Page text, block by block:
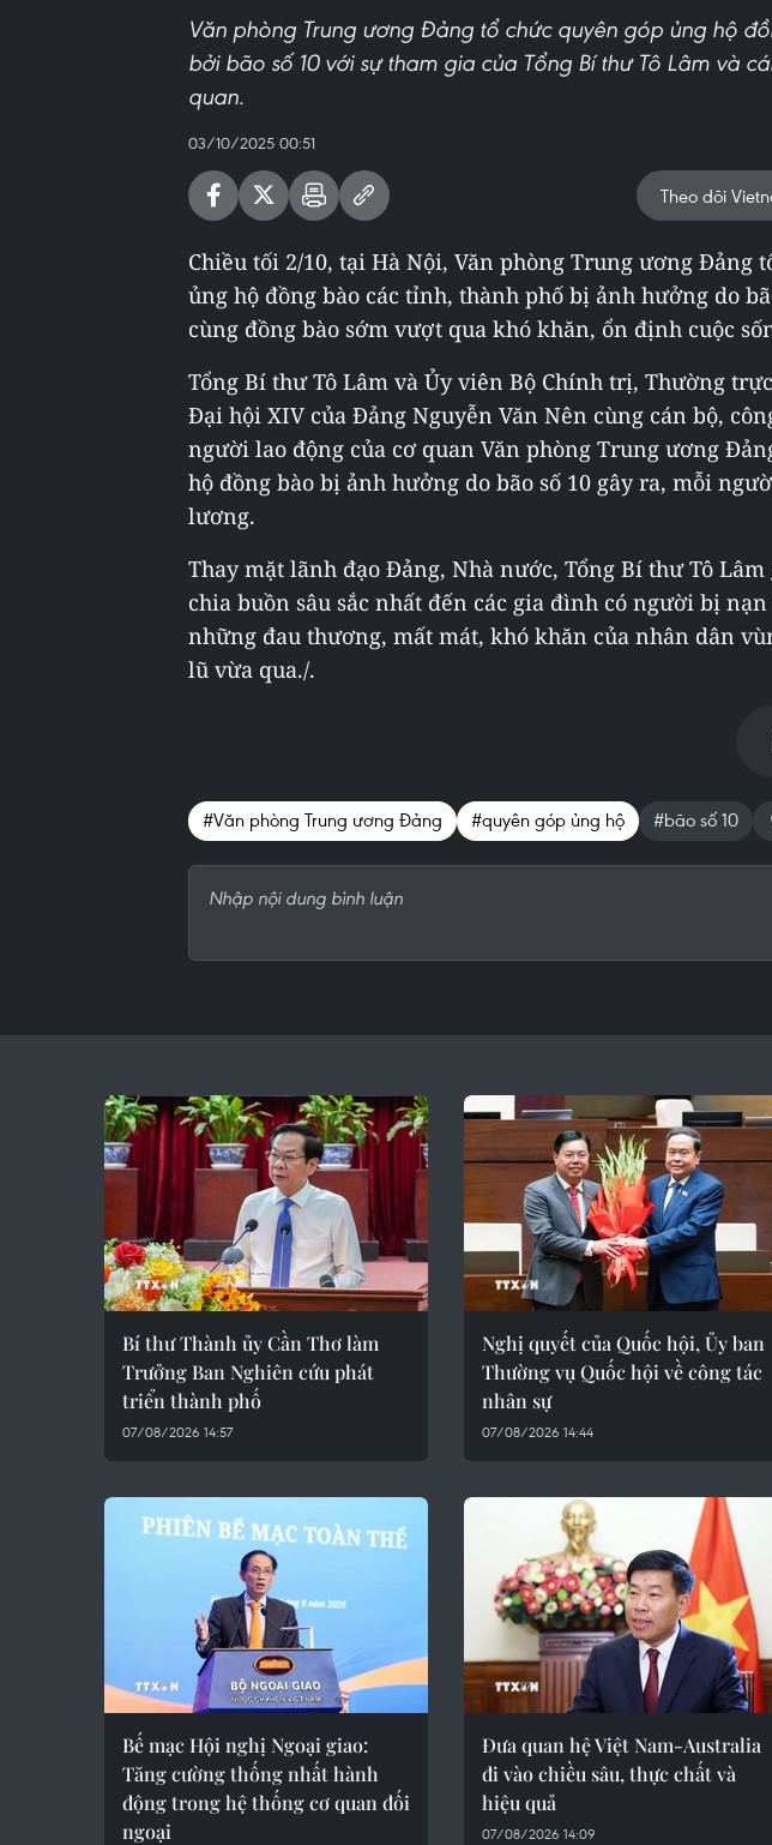
Văn phòng Trung ương Đảng tổ chức quyên góp ủng hộ
bởi bão số 10 với sự tham gia của Tổng Bí thư Tô Lâm và
quan.
03/10/2025 00:51
Theo dõi
Chiều tối 2/10, tại Hà Nội, Văn phòng Trung ương Đảng
ủng hộ đồng bào các tỉnh, thành phố bị ảnh hưởng do
cùng đồng bào sớm vượt qua khó khăn, ổn định cuộc
Tổng Bí thư Tô Lâm và Ủy viên Bộ Chính trị, Thường
Đại hội XIV của Đảng Nguyễn Văn Nên cùng cán bộ,
người lao động của cơ quan Văn phòng Trung ương
hộ đồng bào bị ảnh hưởng do bão số 10 gây ra, mỗi
lương.
Thay mặt lãnh đạo Đảng, Nhà nước, Tổng Bí thư Tô
chia buồn sâu sắc nhất đến các gia đình có người bị
những đau thương, mất mát, khó khăn của nhân dân
lũ vừa qua./.
#Văn phòng Trung ương Đảng #quyên góp ủng hộ #bão số 10
Bí thư Thành ủy Cần Thơ làm
Trưởng Ban Nghiên cứu phát
triển thành phố
07/08/2026 14:57
Nghị quyết của Quốc hội, Ủy ban
Thường vụ Quốc hội về công tác
nhân sự
07/08/2026 14:44
Bế mạc Hội nghị Ngoại giao:
Tăng cường thống nhất hành
động trong hệ thống cơ quan đối
ngoại
Đưa quan hệ Việt Nam-Australia
đi vào chiều sâu, thực chất và
hiệu quả
07/08/2026 14:09